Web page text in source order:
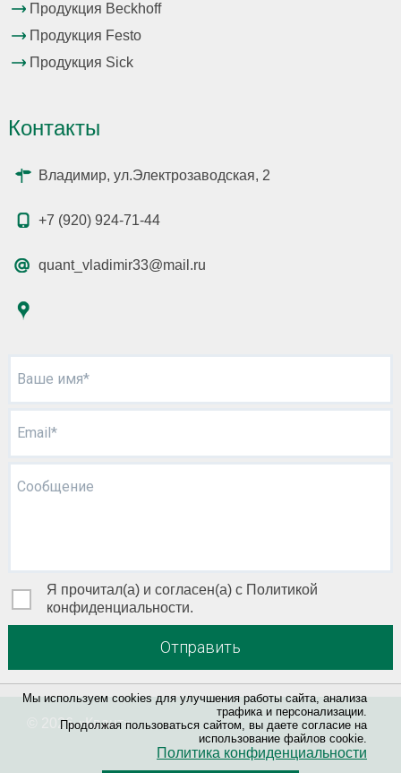
Мы используем cookies для улучшения работы сайта, анализа
трафика и персонализации.
Продолжая пользоваться сайтом, вы даете согласие на
использование файлов cookie.
Политика конфиденциальности
Продукция Beckhoff
Продукция Festo
Продукция Sick
Контакты
Владимир, ул.Электрозаводская, 2
+7 (920) 924-71-44
quant_vladimir33@mail.ru
Ваше имя*
Email*
Сообщение
Я прочитал(а) и согласен(а) с Политикой
конфиденциальности.
Отправить
© 2026 «Квант »